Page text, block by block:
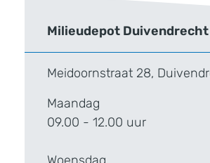
Milieudepot Duivendrecht
Meidoornstraat 28,
Maandag
09.00 - 12.00 uur